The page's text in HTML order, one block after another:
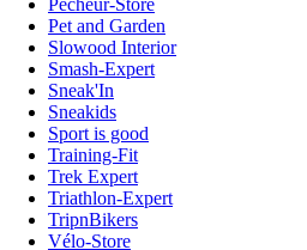
Pet and Garden
Slowood Interior
Smash-Expert
Sneak'In
Sneakids
Sport is good
Training-Fit
Trek Expert
Triathlon-Expert
TripnBikers
Vélo-Store